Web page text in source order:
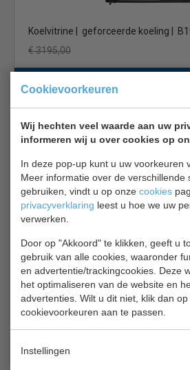
Cookievoorkeuren
Wij hechten veel waarde aan uw
informeren wij u over cookies op
In deze pop-up kunt u uw voorkeuren
Meer informatie over de verschillende
gebruiken, vindt u op onze cookies
privacyverklaring leest u hoe we uw
verwerken.
Door op "Akkoord" te klikken, geeft u
gebruik van alle cookies, waaronder
en advertentie/trackingcookies. Deze
het optimaliseren van de website en
advertenties. Wilt u dit niet, klik dan
cookievoorkeuren aan te passen.
Instellingen
Koelvitrine | geforceerde koeling |
€ 3195,00
Vrieseiland | supermarkt | wit | B170
Koelkist / koeleiland bekijken
Tefcold SFI 145B-CF VS